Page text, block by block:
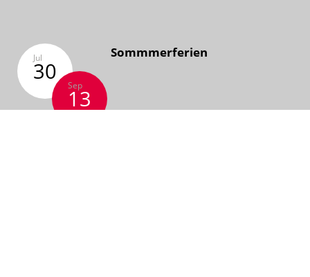
Jul
30
Sep
13
Sommmerferien